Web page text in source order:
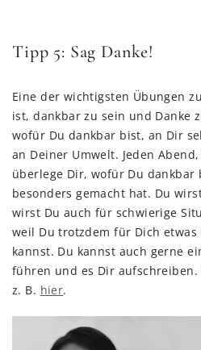
Tipp 5: Sag Danke!
Eine der wichtigsten Übungen
ist, dankbar zu sein und Danke
wofür Du dankbar bist, an Dir
an Deiner Umwelt. Jeden
überlege Dir, wofür Du dankbar
besonders gemacht hat. Du
wirst Du auch für schwierige
weil Du trotzdem für Dich etwas
kannst. Du kannst auch gerne
führen und es Dir aufschreiben.
z. B. hier.